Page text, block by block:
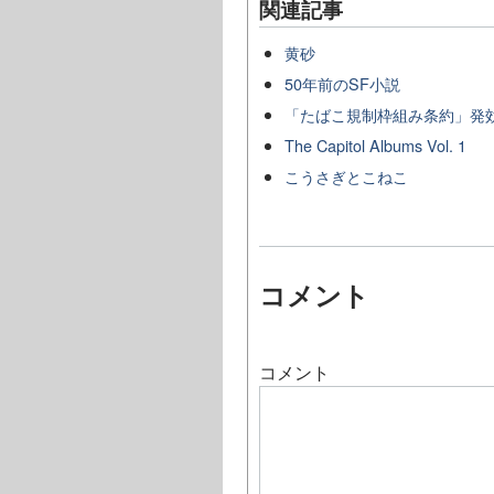
関連記事
黄砂
50年前のSF小説
「たばこ規制枠組み条約」発
The Capitol Albums Vol. 1
こうさぎとこねこ
コメント
コメント